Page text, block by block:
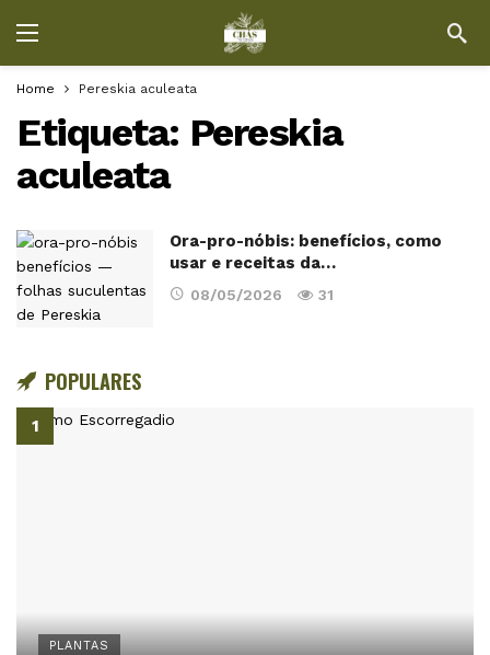
Home Pereskia aculeata
Etiqueta: Pereskia
aculeata
Ora-pro-nóbis: benefícios, como
usar e receitas da…
08/05/2026 31
POPULARES
PLANTAS